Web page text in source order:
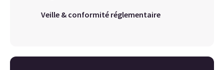
Veille & conformité réglementaire